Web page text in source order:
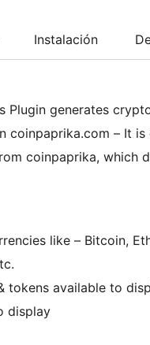
Instalación
Plugin generates
coinpaprika.com – It
coinpaprika, which
like – Bitcoin,
tokens available to
display